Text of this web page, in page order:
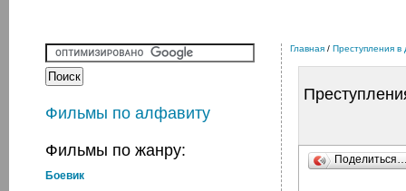
Фильмы по алфавиту
Фильмы по жанру:
Боевик
Главная / Преступления в